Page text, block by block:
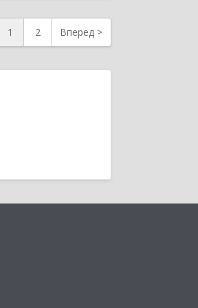
1 2 Вперед >